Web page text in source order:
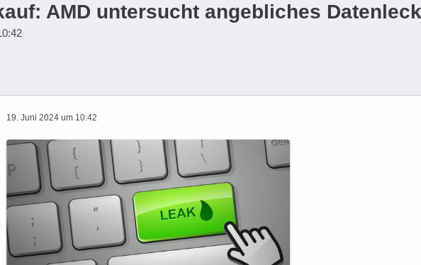
AMD untersucht angebliches Datenleck
19. Juni 2024 um 10:42